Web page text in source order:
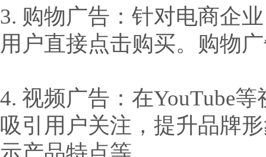
3. 购物广告：针对电商企
用户直接点击购买。购物
4. 视频广告：在YouTube
吸引用户关注，提升品牌